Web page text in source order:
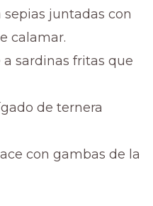
sepias juntadas con
calamar.
sardinas fritas que
de ternera
con gambas de la